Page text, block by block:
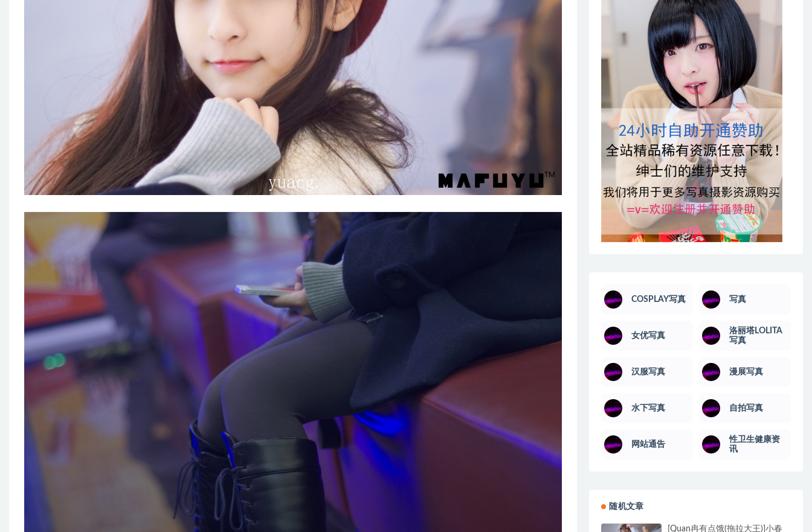
COSPLAY写真 写真
女优写真
洛丽塔LOLITA
写真
汉服写真 漫展写真
水下写真 自拍写真
网站通告
性卫生健康资
讯
随机文章
[Quan冉有点饿(拖拉大王)]小春